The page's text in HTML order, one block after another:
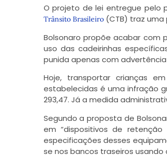
O projeto de lei entregue pelo
Trânsito Brasileiro(CTB) traz uma
Bolsonaro propõe acabar com
uso das cadeirinhas
punida apenas com advertência
Hoje, transportar crianças
estabelecidas é uma infração
293,47. Já a medida
Segundo a proposta de
em “dispositivos de
especificações desses
se nos bancos traseiros usando